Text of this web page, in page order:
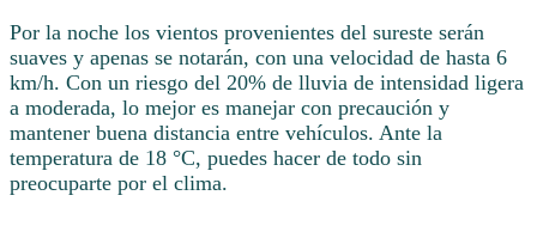
Por la noche los vientos provenientes del sureste serán
suaves y apenas se notarán, con una velocidad de hasta 6
km/h. Con un riesgo del 20% de lluvia de intensidad ligera
a moderada, lo mejor es manejar con precaución y
mantener buena distancia entre vehículos. Ante la
temperatura de 18 °C, puedes hacer de todo sin
preocuparte por el clima.